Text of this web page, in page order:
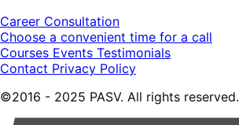
Career Consultation
Choose a convenient time for a call
Courses Events Testimonials
Contact Privacy Policy
©2016 - 2025 PASV. All rights reserved.